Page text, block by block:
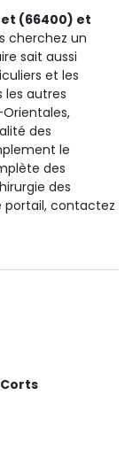
(66400) et
cherchez un
sait aussi
et les
les autres
des
le
des
des
portail, contactez